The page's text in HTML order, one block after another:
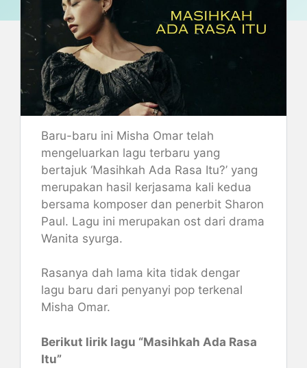
Baru-baru ini Misha Omar telah
mengeluarkan lagu terbaru yang
bertajuk ‘Masihkah Ada Rasa Itu?’ yang
merupakan hasil kerjasama kali kedua
bersama komposer dan penerbit Sharon
Paul. Lagu ini merupakan ost dari drama
Wanita syurga.
Rasanya dah lama kita tidak dengar
lagu baru dari penyanyi pop terkenal
Misha Omar.
Berikut lirik lagu “Masihkah Ada Rasa
Itu”